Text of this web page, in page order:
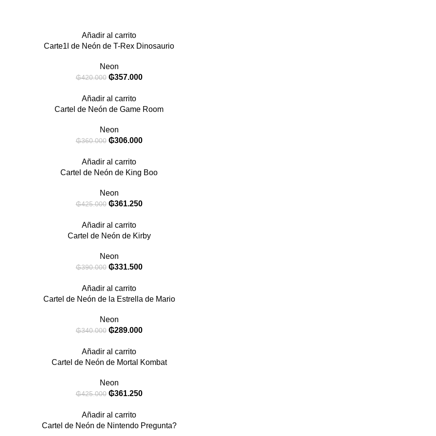
Añadir al carrito
Carte1l de Neón de T-Rex Dinosaurio
Neon
₲420.000 ₲357.000
Añadir al carrito
Cartel de Neón de Game Room
Neon
₲360.000 ₲306.000
Añadir al carrito
Cartel de Neón de King Boo
Neon
₲425.000 ₲361.250
Añadir al carrito
Cartel de Neón de Kirby
Neon
₲390.000 ₲331.500
Añadir al carrito
Cartel de Neón de la Estrella de Mario
Neon
₲340.000 ₲289.000
Añadir al carrito
Cartel de Neón de Mortal Kombat
Neon
₲425.000 ₲361.250
Añadir al carrito
Cartel de Neón de Nintendo Pregunta?